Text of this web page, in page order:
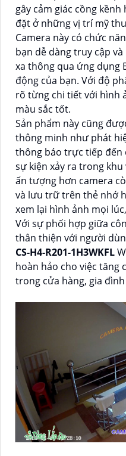
gây cảm giác cồng
đặt ở những vị trí mỹ
Camera này có chức
bạn dễ dàng truy cập
xa thông qua ứng dụng
động của bạn. Với độ
rõ từng chi tiết với hình
màu sắc tốt.
Sản phẩm này cũng
thông minh như phát
thông báo trực tiếp đến
sự kiện xảy ra trong
ấn tượng hơn camera
và lưu trữ trên thẻ nhớ
xem lại hình ảnh mọi
Với sự phối hợp giữa
thân thiện với người
CS-H4-R201-1H3WKFL
hoàn hảo cho việc tăng
trong cửa hàng, gia